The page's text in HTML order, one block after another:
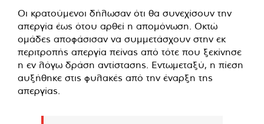
Οι κρατούμενοι δήλωσαν ότι θα συνεχίσουν την
απεργία έως ότου αρθεί η απομόνωση. Οκτώ
ομάδες αποφάσισαν να συμμετάσχουν στην εκ
περιτροπής απεργία πείνας από τότε που ξεκίνησε
η εν λόγω δράση αντίστασης. Εντωμεταξύ, η πίεση
αυξήθηκε στις φυλακές από την έναρξη της
απεργίας.